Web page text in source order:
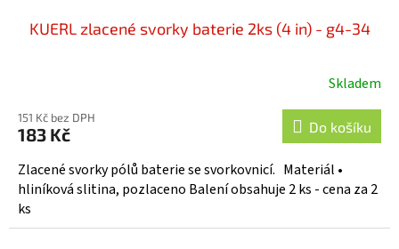
KUERL zlacené svorky baterie 2ks (4 in) - g4-34
Skladem
151 Kč bez DPH
183 Kč Do košíku
Zlacené svorky pólů baterie se svorkovnicí. Materiál •
hliníková slitina, pozlaceno Balení obsahuje 2 ks - cena za 2
ks